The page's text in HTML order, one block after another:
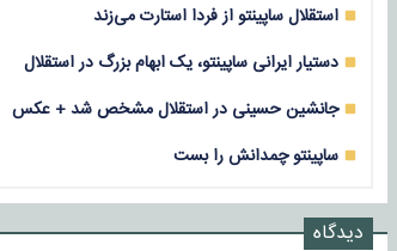
استقلال ساپینتو از فردا استارت می‌زند
دستیار ایرانی ساپینتو، یک ابهام بزرگ در استقلال
جانشین حسینی در استقلال مشخص شد + عکس
ساپینتو چمدانش را بست
دیدگاه